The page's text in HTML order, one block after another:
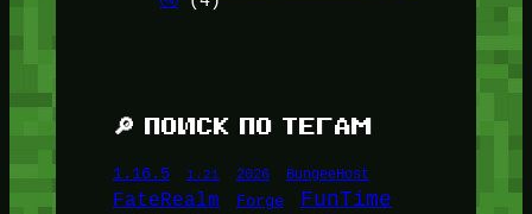
🔎 ПОИСК ПО ТЕГАМ
1.16.5 1.21 2026 BungeeHost
FateRealm Forge FunTime